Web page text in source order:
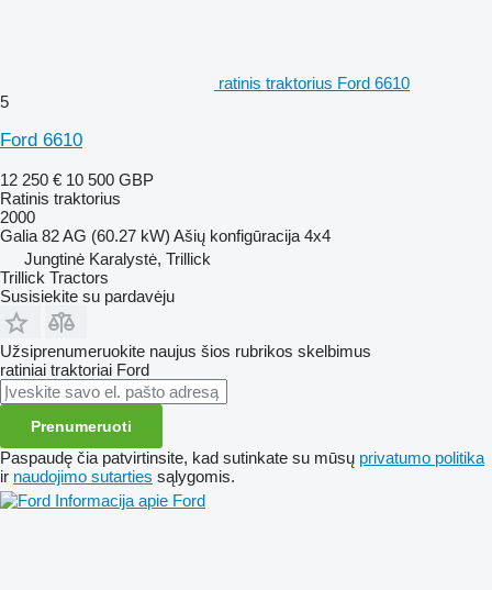
ratinis traktorius Ford 6610
5
Ford 6610
12 250 € 10 500 GBP
Ratinis traktorius
2000
Galia 82 AG (60.27 kW) Ašių konfigūracija 4x4
Jungtinė Karalystė, Trillick
Trillick Tractors
Susisiekite su pardavėju
Užsiprenumeruokite naujus šios rubrikos skelbimus
ratiniai traktoriai Ford
Prenumeruoti
Paspaudę čia patvirtinsite, kad sutinkate su mūsų privatumo politika
ir naudojimo sutarties sąlygomis.
Informacija apie Ford